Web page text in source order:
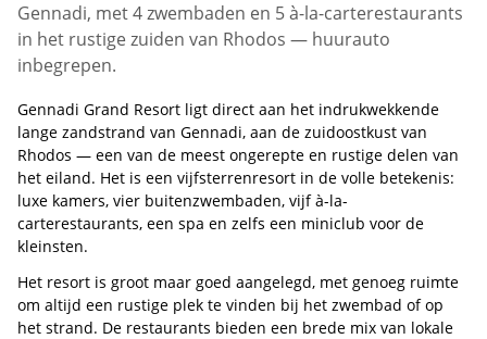
Gennadi, met 4 zwembaden en 5 à-la-carterestaurants
in het rustige zuiden van Rhodos — huurauto
inbegrepen.
Gennadi Grand Resort ligt direct aan het indrukwekkende
lange zandstrand van Gennadi, aan de zuidoostkust van
Rhodos — een van de meest ongerepte en rustige delen van
het eiland. Het is een vijfsterrenresort in de volle betekenis:
luxe kamers, vier buitenzwembaden, vijf à-la-
carterestaurants, een spa en zelfs een miniclub voor de
kleinsten.
Het resort is groot maar goed aangelegd, met genoeg ruimte
om altijd een rustige plek te vinden bij het zwembad of op
het strand. De restaurants bieden een brede mix van lokale